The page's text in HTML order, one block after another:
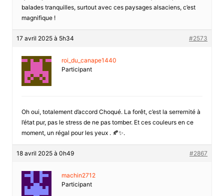
balades tranquilles, surtout avec ces paysages alsaciens, c’est
magnifique !
17 avril 2025 à 5h34 #2573
roi_du_canape1440
Participant
Oh oui, totalement d’accord Choqué. La forêt, c’est la serrernité à
l’état pur, pas le stress de ne pas tomber. Et ces couleurs en ce
moment, un régal pour les yeux . 🍂✨.
18 avril 2025 à 0h49 #2867
machin2712
Participant